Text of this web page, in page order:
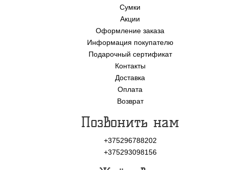
Сумки
Акции
Оформление заказа
Информация покупателю
Подарочный сертификат
Контакты
Доставка
Оплата
Возврат
Позвонить нам
+375296788202
+375293098156